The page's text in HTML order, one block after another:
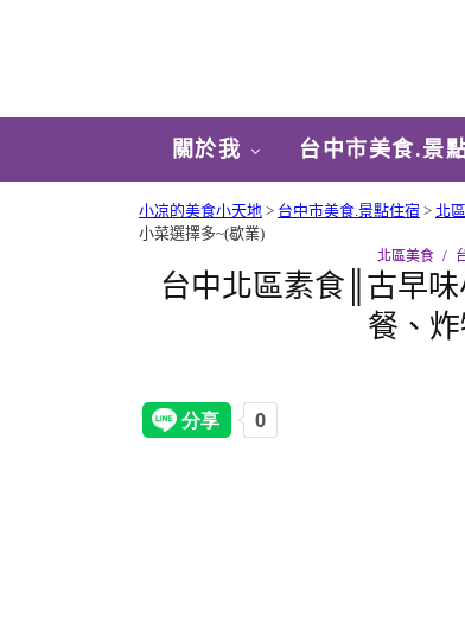
關於我 台中市美食.景
小凉的美食小天地 > 台中市美食.景點住宿 > 北
小菜選擇多~(歇業)
北區美食
台中北區素食║古早
餐、